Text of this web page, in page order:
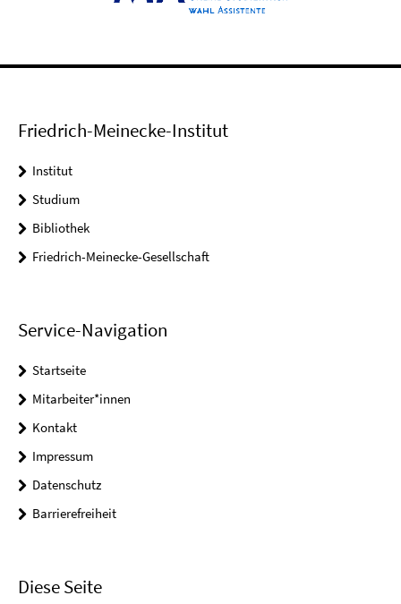
Friedrich-Meinecke-Institut
Institut
Studium
Bibliothek
Friedrich-Meinecke-Gesellschaft
Service-Navigation
Startseite
Mitarbeiter*innen
Kontakt
Impressum
Datenschutz
Barrierefreiheit
Diese Seite